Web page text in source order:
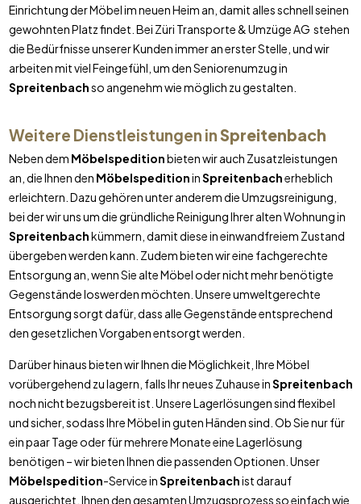
Einrichtung der Möbel im neuen Heim an, damit alles schnell seinen
gewohnten Platz findet. Bei Züri Transporte & Umzüge AG stehen
die Bedürfnisse unserer Kunden immer an erster Stelle, und wir
arbeiten mit viel Feingefühl, um den Seniorenumzug in
Spreitenbachso angenehm wie möglich zu gestalten.
Weitere Dienstleistungen inSpreitenbach
Neben dem Möbelspeditionbieten wir auch Zusatzleistungen
an, die Ihnen den MöbelspeditioninSpreitenbacherheblich
erleichtern. Dazu gehören unter anderem die Umzugsreinigung,
bei der wir uns um die gründliche Reinigung Ihrer alten Wohnung in
Spreitenbachkümmern, damit diese in einwandfreiem Zustand
übergeben werden kann. Zudem bieten wir eine fachgerechte
Entsorgung an, wenn Sie alte Möbel oder nicht mehr benötigte
Gegenstände loswerden möchten. Unsere umweltgerechte
Entsorgung sorgt dafür, dass alle Gegenstände entsprechend
den gesetzlichen Vorgaben entsorgt werden.
Darüber hinaus bieten wir Ihnen die Möglichkeit, Ihre Möbel
vorübergehend zu lagern, falls Ihr neues Zuhause inSpreitenbach
noch nicht bezugsbereit ist. Unsere Lagerlösungen sind flexibel
und sicher, sodass Ihre Möbel in guten Händen sind. Ob Sie nur für
ein paar Tage oder für mehrere Monate eine Lagerlösung
benötigen – wir bieten Ihnen die passenden Optionen. Unser
Möbelspedition-Service inSpreitenbachist darauf
ausgerichtet, Ihnen den gesamten Umzugsprozess so einfach wie